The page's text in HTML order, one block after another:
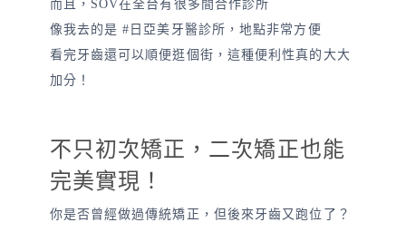
而且，SOV在全台有很多間合作診所
像我去的是 #日亞美牙醫診所，地點非常方便
看完牙齒還可以順便逛個街，這種便利性真的大大
加分！
不只初次矯正，二次矯正也能
完美實現！
你是否曾經做過傳統矯正，但後來牙齒又跑位了？